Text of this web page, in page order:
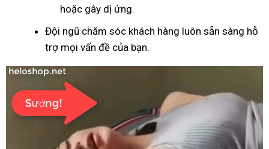
hoặc gây dị ứng.
Đội ngũ chăm sóc khách hàng luôn sẵn sàng hỗ
trợ mọi vấn đề của bạn.